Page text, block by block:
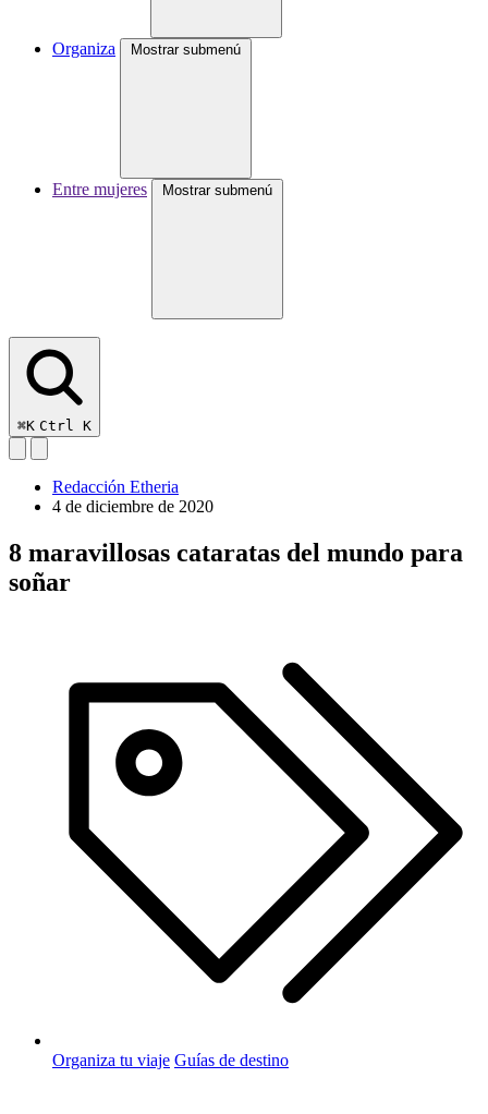
Organiza Mostrar submenú
Entre mujeres Mostrar submenú
⌘K Ctrl K
Redacción Etheria
4 de diciembre de 2020
8 maravillosas cataratas del mundo para
soñar
Organiza tu viaje Guías de destino